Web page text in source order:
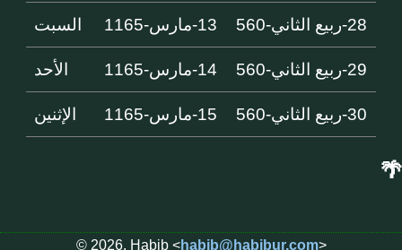
28-ربيع الثاني-560 13-مارس-1165 السبت
29-ربيع الثاني-560 14-مارس-1165 الأحد
30-ربيع الثاني-560 15-مارس-1165 الإثنين
🌴
© 2026, Habib <habib@habibur.com>